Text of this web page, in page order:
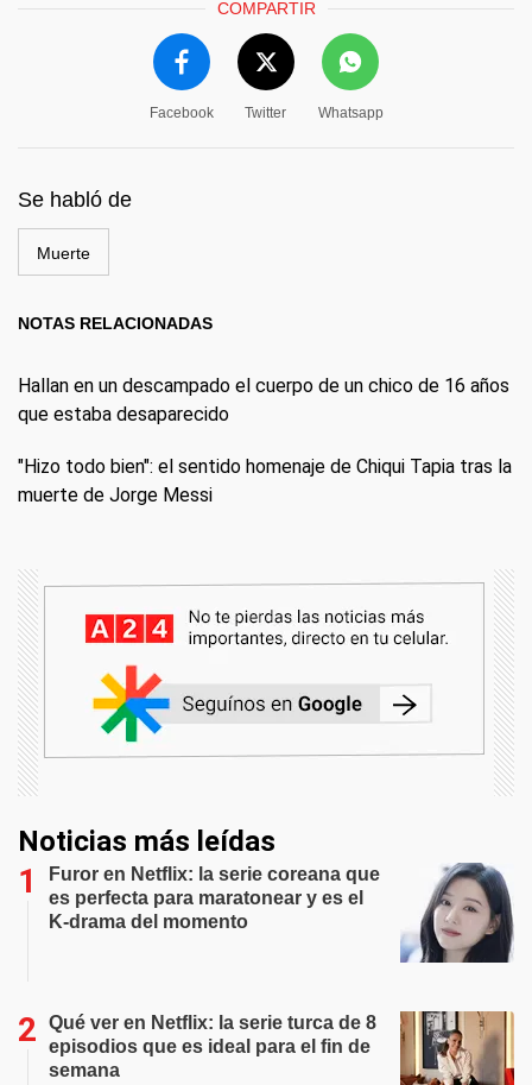
COMPARTIR
Facebook Twitter Whatsapp
Se habló de
Muerte
NOTAS RELACIONADAS
Hallan en un descampado el cuerpo de un chico de 16 años
que estaba desaparecido
"Hizo todo bien": el sentido homenaje de Chiqui Tapia tras la
muerte de Jorge Messi
Noticias más leídas
Furor en Netflix: la serie coreana que
es perfecta para maratonear y es el
K-drama del momento
Qué ver en Netflix: la serie turca de 8
episodios que es ideal para el fin de
semana